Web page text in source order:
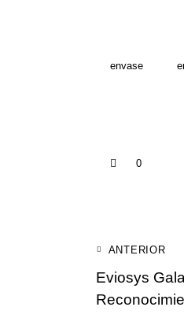
envase
0
de
ANTERIOR
Eviosys